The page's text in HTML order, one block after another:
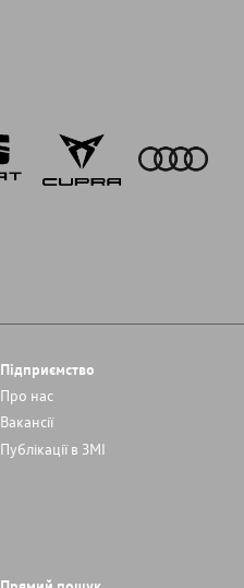
Підприємство
Про нас
Вакансії
Публікації в ЗМІ